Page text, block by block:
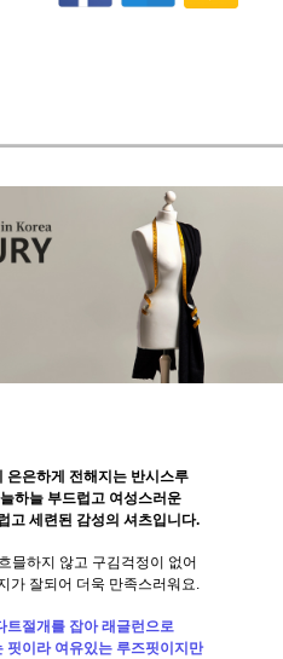
은은하게 전해지는 반시스루
하늘 부드럽고 여성스러운
고 세련된 감성의 셔츠입니다.
믈하지 않고 구김걱정이 없어
가 잘되어 더욱 만족스러워요.
트절개를 잡아 래글런으로
핏이라 여유있는 루즈핏이지만